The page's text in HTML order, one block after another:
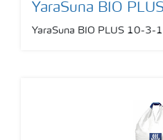
YaraSuna BIO
YaraSuna BIO PLUS 10-3-